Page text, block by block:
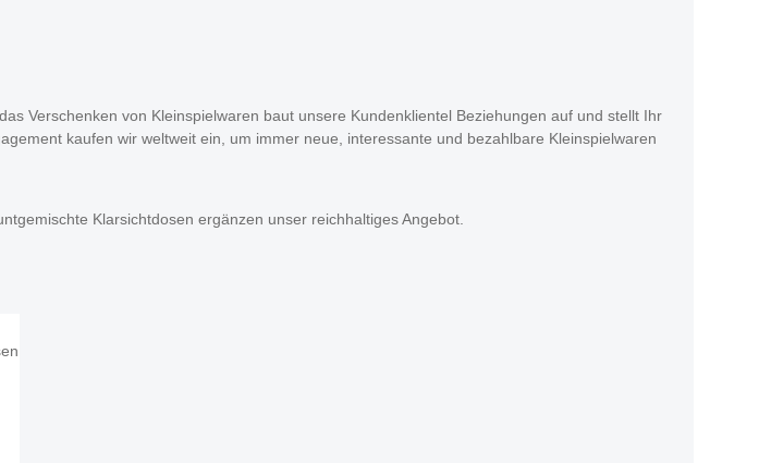
Verschenken von Kleinspielwaren baut unsere Kundenklientel Beziehungen auf und stellt Ihr
kaufen wir weltweit ein, um immer neue, interessante und bezahlbare Kleinspielwaren
Klarsichtdosen ergänzen unser reichhaltiges Angebot.